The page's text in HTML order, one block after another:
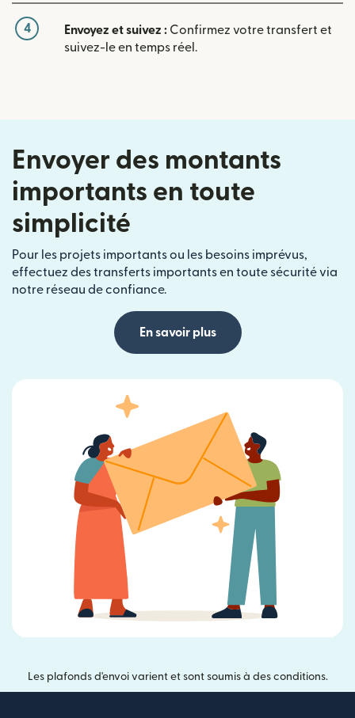
4 Envoyez et suivez : Confirmez votre transfert et
suivez-le en temps réel.
Envoyer des montants
importants en toute
simplicité
Pour les projets importants ou les besoins imprévus,
effectuez des transferts importants en toute sécurité via
notre réseau de confiance.
En savoir plus
Les plafonds d'envoi varient et sont soumis à des conditions.